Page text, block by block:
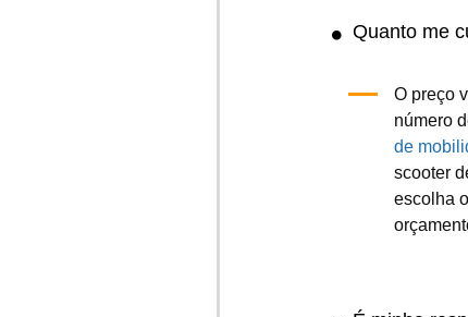
Quanto me
O preço
número
de
scooter
escolha